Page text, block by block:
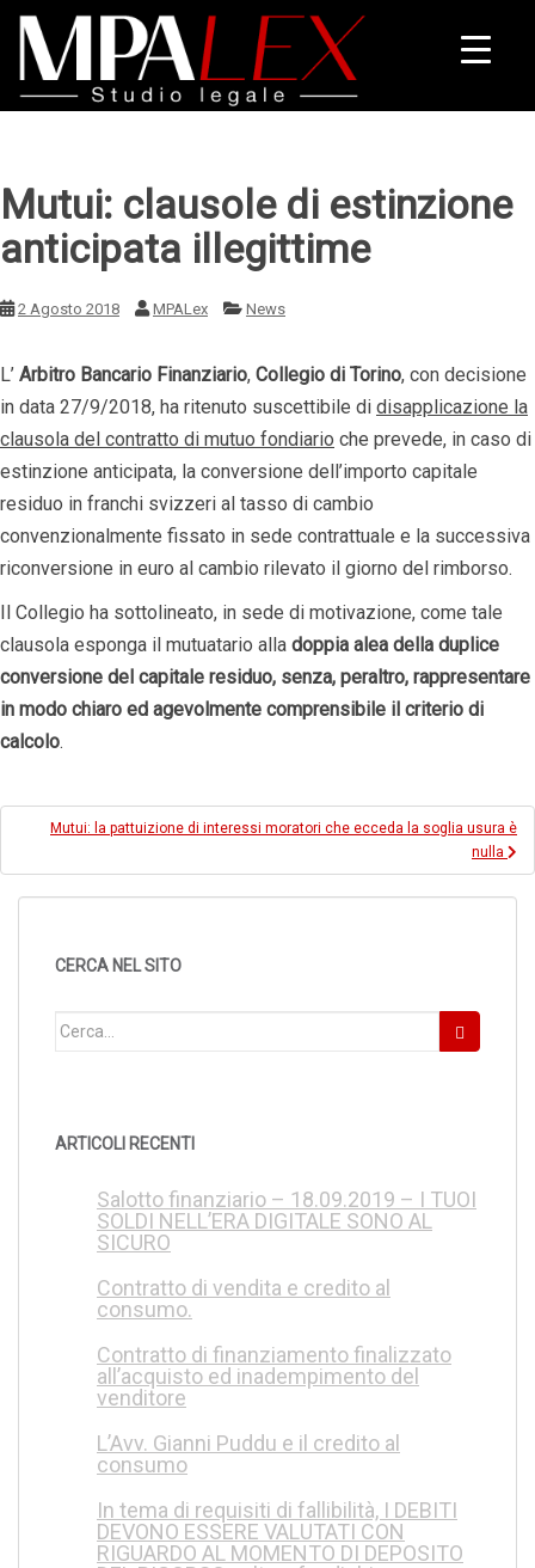
Mutui: clausole di estinzione
anticipata illegittime
2 Agosto 2018 MPALex News
L’ Arbitro Bancario Finanziario, Collegio di Torino, con decisione
in data 27/9/2018, ha ritenuto suscettibile di disapplicazione la
clausola del contratto di mutuo fondiario che prevede, in caso di
estinzione anticipata, la conversione dell’importo capitale
residuo in franchi svizzeri al tasso di cambio
convenzionalmente fissato in sede contrattuale e la successiva
riconversione in euro al cambio rilevato il giorno del rimborso.
Il Collegio ha sottolineato, in sede di motivazione, come tale
clausola esponga il mutuatario alla doppia alea della duplice
conversione del capitale residuo, senza, peraltro, rappresentare
in modo chiaro ed agevolmente comprensibile il criterio di
calcolo.
Navigazione
Mutui: la pattuizione di interessi moratori che ecceda la soglia usura è
nulla
CERCA NEL SITO
Cerca:
ARTICOLI RECENTI
Salotto finanziario – 18.09.2019 – I TUOI
SOLDI NELL’ERA DIGITALE SONO AL
SICURO
Contratto di vendita e credito al
consumo.
Contratto di finanziamento finalizzato
all’acquisto ed inadempimento del
venditore
L’Avv. Gianni Puddu e il credito al
consumo
In tema di requisiti di fallibilità, I DEBITI
DEVONO ESSERE VALUTATI CON
RIGUARDO AL MOMENTO DI DEPOSITO